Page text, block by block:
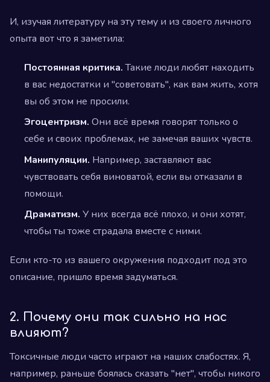
И, изучая литературу на эту тему и из своего личного
опыта вот что я заметила:
Постоянная критика.Такие люди любят находить
в вас недостатки и "советовать", как вам жить, хотя
вы об этом не просили.
Эгоцентризм. Они всё время говорят только о
себе и своих проблемах, не замечая ваших чувств.
Манипуляции. Например, заставляют вас
чувствовать себя виноватой, если вы отказали в
помощи.
Драматизм. У них всегда всё плохо, и они хотят,
чтобы ты тоже страдала вместе с ними.
Если кто-то из вашего окружения подходит под это
описание, пришло время задуматься.
2. Почему они так сильно на нас
влияют?
Токсичные люди часто играют на наших слабостях. Я,
например, раньше боялась сказать "нет", чтобы никого